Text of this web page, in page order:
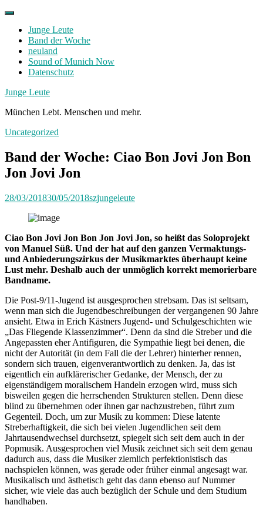
Skip
contentJunge Leute
Band der Woche
neuland
Sound of Munich Now
Datenschutz
Facebook
Twitter
Instagram
Junge Leute
München Lebt. Menschen und mehr.
Uncategorized
Band der Woche: Ciao Bon Jovi Jon Bon
Jon Jovi Jon
28/03/201830/05/2018szjungeleute
Ciao Bon Jovi Jon Bon Jon Jovi Jon, so heißt das Soloprojekt
von Manuel Süß. Und der hat auf den ganzen Vermaktungs-
und Anbiederungszirkus der Musikmarktes überhaupt keine
Lust mehr. Deshalb auch der unmöglich korrekt memorierbare
Bandname.
Die Post-9/11-Jugend ist ausgesprochen strebsam. Das ist seltsam,
wenn man sich die Jugendbeschreibungen der vergangenen 90 Jahre
ansieht. Etwa in Erich Kästners Jugend- und Schulgeschichten wie
„Das Fliegende Klassenzimmer“. Denn da sind die Streber und die
Angepassten eher Antifiguren, die Sympathie liegt bei denen, die
nicht der Autorität (in dem Fall die der Lehrer) hinterher rennen,
sondern sich trauen, eigenverantwortlich zu denken. Ja, das ist
eigentlich ein aufklärerischer Gedanke, der Mensch, der zu
eigenständigem moralischem Handeln erzogen wird, muss sich
bisweilen gegen die herrschenden Strukturen stellen. Denn diese
blind zu übernehmen oder ihnen gar nachzustreben, führt zum
Gegenteil. Doch, um zur Musik zu kommen: Diese latente
Streberhaftigkeit, die sich bei vielen Jugendlichen seit dem
Jahrtausendwechsel durchsetzt, spiegelt sich seit dem auch in der
Popmusik. Ausgesprochen viel Musik zeichnet sich seit dem genau
dadurch aus, dass die Musiker ziemlich perfektionistisch das
nachspielen können, was gerade oder früher einmal angesagt war.
Musikalisch und ästhetisch geht das dann ebenso auf Nummer
sicher, wie viele das auch bezüglich der Schule und dem Studium
handhaben.